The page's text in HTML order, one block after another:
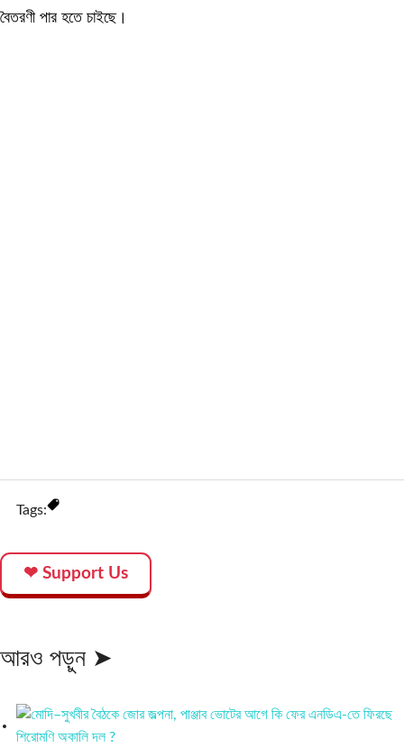
বৈতরণী পার হতে চাইছে।
Tags:
❤ Support Us
আরও পড়ুন ➤